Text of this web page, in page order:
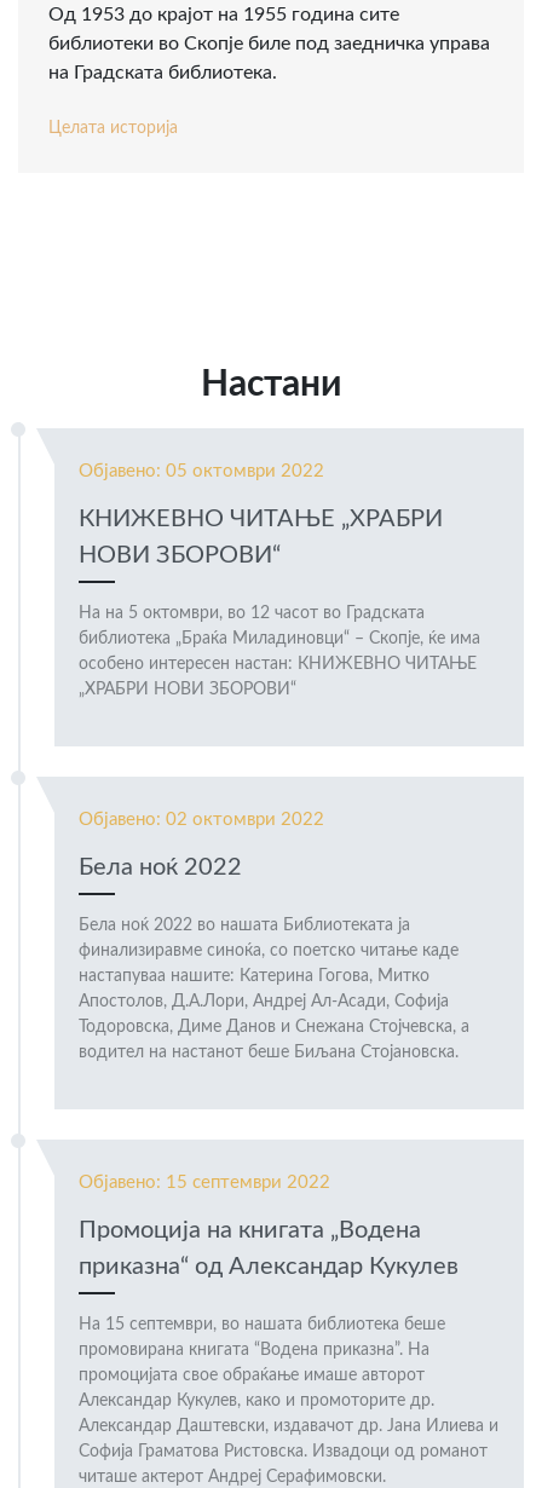
Oд 1953 до крајот на 1955 година сите
библиотеки во Скопје биле под заедничка управа
на Градската библиотека.
Целата историја
Настани
Објавено: 05 октомври 2022
КНИЖЕВНО ЧИТАЊЕ „ХРАБРИ
НОВИ ЗБОРОВИ“
На на 5 октомври, во 12 часот во Градската
библиотека „Браќа Миладиновци“ – Скопје, ќе има
особено интересен настан: КНИЖЕВНО ЧИТАЊЕ
„ХРАБРИ НОВИ ЗБОРОВИ“
Објавено: 02 октомври 2022
Бела ноќ 2022
Бела ноќ 2022 во нашата Библиотеката ја
финализиравме синоќа, со поетско читање каде
настапуваа нашите: Катерина Гогова, Митко
Апостолов, Д.А.Лори, Андреј Ал-Асади, Софија
Тодоровска, Диме Данов и Снежана Стојчевска, а
водител на настанот беше Биљана Стојановска.
Објавено: 15 септември 2022
Промоција на книгата „Водена
приказна“ од Александар Кукулев
На 15 септември, во нашата библиотека беше
промовирана книгата “Водена приказна”. На
промоцијата свое обраќање имаше авторот
Александар Кукулев, како и промоторите др.
Александар Даштевски, издавачот др. Јана Илиева и
Софија Граматова Ристовска. Извадоци од романот
читаше актерот Андреј Серафимовски.